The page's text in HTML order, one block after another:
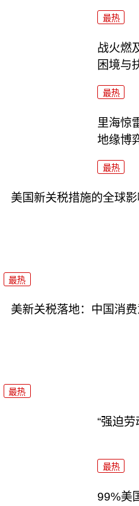
最热
战火燃
困境与
最热
里海惊
地缘博
最热
美国新关税措施的全球
最热
美新关税落地：中国消
最热
“强迫
最热
99%美